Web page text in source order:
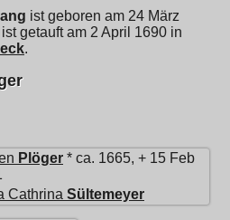
ist geboren am 24 März
ist getauft am 2 April 1690 in
.
Plöger * ca. 1665, + 15 Feb
Cathrina Sültemeyer